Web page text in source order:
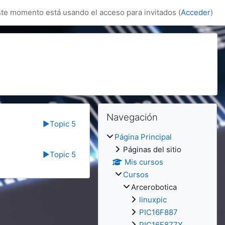
momento está usando el acceso para invitados (Acceder)
▶︎Topic 5
▶︎Topic 5
Bloques
Salta Navegación
Navegación
Página Principal
Páginas del sitio
Mis cursos
Cursos
Arcerobotica
linuxpic
PIC16F887